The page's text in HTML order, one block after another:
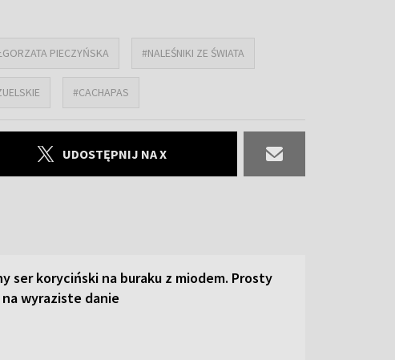
PIECZYŃSKA #NALEŚNIKI ZE ŚWIATA
#CACHAPAS
UDOSTĘPNIJ NA X
ser koryciński na buraku z miodem. Prosty
na wyraziste danie